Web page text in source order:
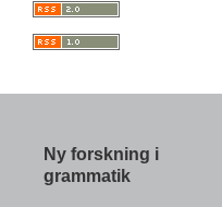
Ny forskning i
grammatik